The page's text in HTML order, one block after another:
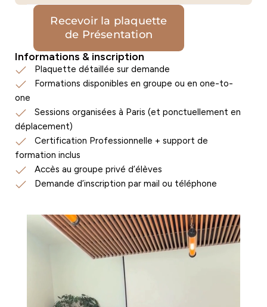
Recevoir la plaquette
de Présentation
Informations & inscription
Plaquette détaillée sur demande
Formations disponibles en groupe ou en one-to-
one
Sessions organisées à Paris (et ponctuellement en
déplacement)
Certification Professionnelle + support de
formation inclus
Accès au groupe privé d’élèves
Demande d’inscription par mail ou téléphone